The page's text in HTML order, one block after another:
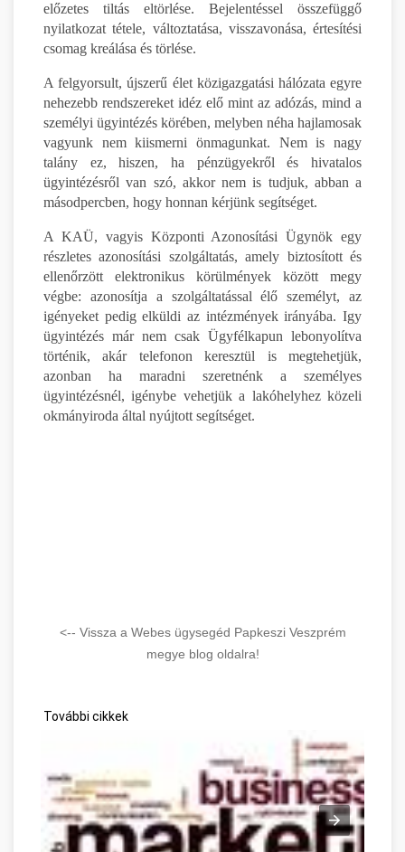
előzetes tiltás eltörlése. Bejelentéssel összefüggő
nyilatkozat tétele, változtatása, visszavonása, értesítési
csomag kreálása és törlése.
A felgyorsult, újszerű élet közigazgatási hálózata egyre
nehezebb rendszereket idéz elő mint az adózás, mind a
személyi ügyintézés körében, melyben néha hajlamosak
vagyunk nem kiismerni önmagunkat. Nem is nagy
talány ez, hiszen, ha pénzügyekről és hivatalos
ügyintézésről van szó, akkor nem is tudjuk, abban a
másodpercben, hogy honnan kérjünk segítséget.
A KAÜ, vagyis Központi Azonosítási Ügynök egy
részletes azonosítási szolgáltatás, amely biztosított és
ellenőrzött elektronikus körülmények között megy
végbe: azonosítja a szolgáltatással élő személyt, az
igényeket pedig elküldi az intézmények irányába. Igy
ügyintézés már nem csak Ügyfélkapun lebonyolítva
történik, akár telefonon keresztül is megtehetjük,
azonban ha maradni szeretnénk a személyes
ügyintézésnél, igénybe vehetjük a lakóhelyhez közeli
okmányiroda által nyújtott segítséget.
<-- Vissza a Webes ügysegéd Papkeszi Veszprém
megye blog oldalra!
További cikkek